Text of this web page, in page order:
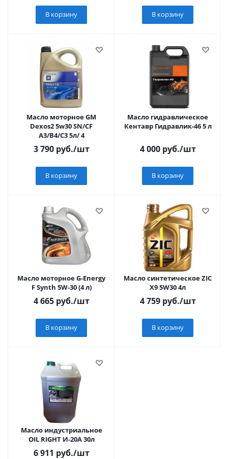
В корзину В корзину
Масло моторное GM
Dexos2 5w30 SN/CF
A3/B4/C3 5л/ 4
3 790руб./шт
В корзину
Масло гидравлическое
Кентавр Гидравлик-46 5 л
4 000руб./шт
В корзину
Масло моторное G-Energy
F Synth 5W-30 (4 л)
4 665руб./шт
В корзину
Масло синтетическое ZIC
X9 5W30 4л
4 759руб./шт
В корзину
Масло индустриальное
OIL RIGHT И-20А 30л
6 911 руб./шт